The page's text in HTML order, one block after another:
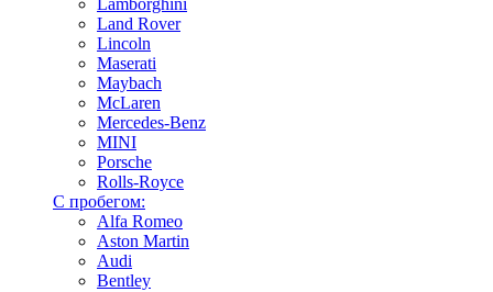
Lamborghini
Land Rover
Lincoln
Maserati
Maybach
McLaren
Mercedes-Benz
MINI
Porsche
Rolls-Royce
С пробегом:
Alfa Romeo
Aston Martin
Audi
Bentley